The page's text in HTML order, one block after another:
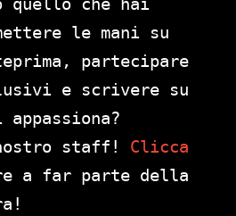
le mani su
partecipare
e scrivere su
staff! Clicca
a far parte della